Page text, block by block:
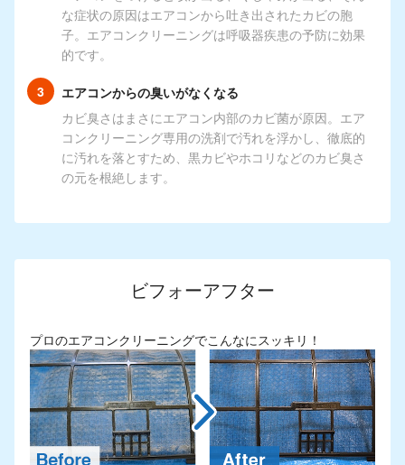
な症状の原因はエアコンから吐き出されたカビの胞
子。エアコンクリーニングは呼吸器疾患の予防に効果
的です。
エアコンからの臭いがなくなる
カビ臭さはまさにエアコン内部のカビ菌が原因。エア
コンクリーニング専用の洗剤で汚れを浮かし、徹底的
に汚れを落とすため、黒カビやホコリなどのカビ臭さ
の元を根絶します。
ビフォーアフター
プロのエアコンクリーニングでこんなにスッキリ！